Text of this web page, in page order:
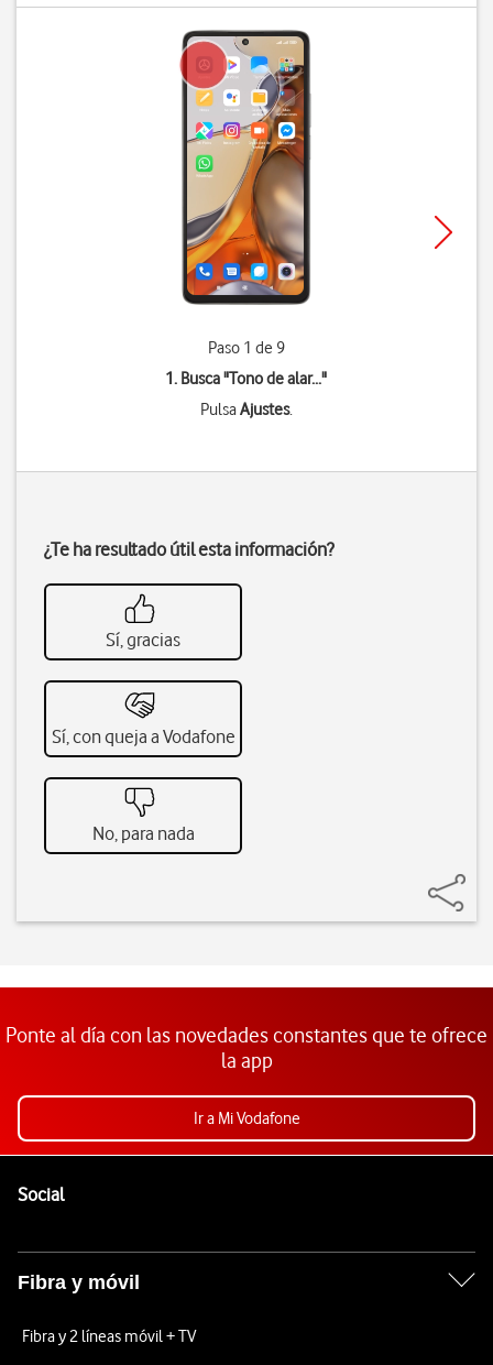
Paso 1 de 9
1. Busca "Tono de alar..."
PulsaAjustes.
¿Te ha resultado útil esta información?
Sí, gracias
Sí, con queja a Vodafone
No, para nada
Ponte al día con las novedades constantes que te ofrece
la app
Ir a Mi Vodafone
SocialEnlaces a las redes sociales de Vodafone
Fibra y móvil
Fibra y 2 líneas móvil + TV